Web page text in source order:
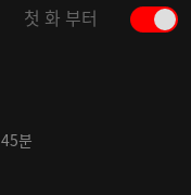
첫 화 부터
45분